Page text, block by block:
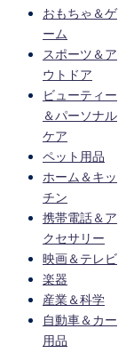
おもちゃ＆ゲ
ーム
スポーツ＆ア
ウトドア
ビューティー
＆パーソナル
ケア
ペット用品
ホーム＆キッ
チン
携帯電話＆ア
クセサリー
映画＆テレビ
楽器
産業＆科学
自動車＆カー
用品